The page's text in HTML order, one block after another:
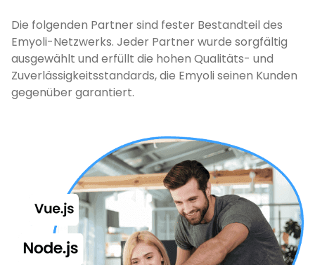
Die folgenden Partner sind fester Bestandteil des
Emyoli-Netzwerks. Jeder Partner wurde sorgfältig
ausgewählt und erfüllt die hohen Qualitäts- und
Zuverlässigkeitsstandards, die Emyoli seinen Kunden
gegenüber garantiert.